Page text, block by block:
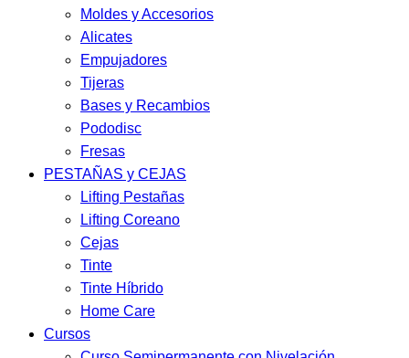
Moldes y Accesorios
Alicates
Empujadores
Tijeras
Bases y Recambios
Pododisc
Fresas
PESTAÑAS y CEJAS
Lifting Pestañas
Lifting Coreano
Cejas
Tinte
Tinte Híbrido
Home Care
Cursos